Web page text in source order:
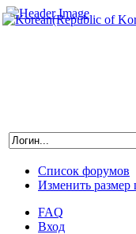
Список форумов
Изменить размер
FAQ
Вход